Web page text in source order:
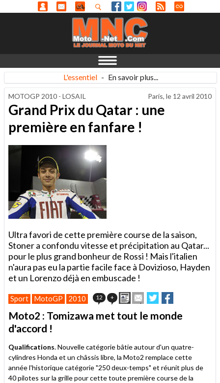
L'essentiel - En savoir plus...
MOTOGP 2010 - LOSAIL Paris, le 12 avril 2010
Grand Prix du Qatar : une
première en fanfare !
Ultra favori de cette première course de la saison,
Stoner a confondu vitesse et précipitation au Qatar...
pour le plus grand bonheur de Rossi ! Mais l'italien
n'aura pas eu la partie facile face à Dovizioso, Hayden
et un Lorenzo déjà en embuscade !
Sport MotoGP 2010 12 + ImprimerEnvoyer
cet
article
à
Partager
sur
Twitter
sur
Facebook
Moto2 : Tomizawa met tout le monde
d'accord !
Qualifications. Nouvelle catégorie bâtie autour d'un quatre-
cylindres Honda et un châssis libre, la Moto2 remplace cette
année l'historique catégorie "250 deux-temps" et réunit plus de
40 pilotes sur la grille pour cette toute première course de la